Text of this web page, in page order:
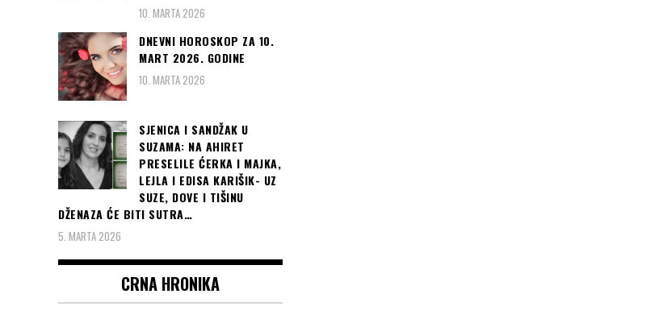
10. MARTA 2026
DNEVNI HOROSKOP ZA 10.
MART 2026. GODINE
10. MARTA 2026
SJENICA I SANDŽAK U
SUZAMA: NA AHIRET
PRESELILE ĆERKA I MAJKA,
LEJLA I EDISA KARIŠIK- UZ
SUZE, DOVE I TIŠINU
DŽENAZA ĆE BITI SUTRA…
5. MARTA 2026
CRNA HRONIKA